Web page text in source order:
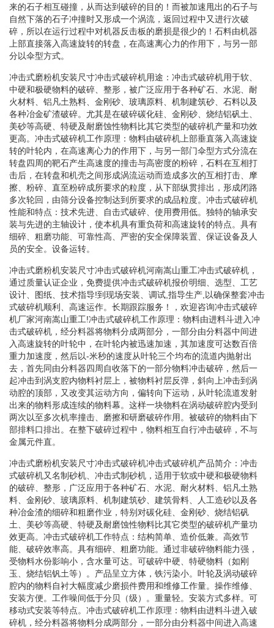
来的石子相互碰撞，从而达到破碎的目的！而被加速甩出的石子与
自然下落的石子冲撞时又形成一个涡流，返回过程中又进行次破
碎，所以在运行过程中对机器反击板的磨损是很少的！石料由机器
上部直接落入高速旋转的转盘，在高速离心力的作用下，与另一部
分以伞型方式。
冲击式磨粉机安装尺寸冲击式破碎机用途：冲击式破碎机用于软、
中硬和极硬物料的破碎、整形，被广泛应用于各种矿石、水泥、耐
火材料、铝凡土熟料、金刚砂、玻璃原料、机制建筑砂、石料以及
各种冶金矿渣破碎。尤其是在破碎碳化硅、金刚砂、烧结铝矾土、
美砂等高硬、特硬及耐磨蚀性物料比其它类型的破碎机产量和功效
更高。冲击式破碎机工作原理：物料由破碎机上部垂直落入高速旋
转的叶轮内，在高速离心力的作用下，与另一部门伞型方式分流在
转盘四周的靶石产生高速度的撞击与高密度的粉碎，石料在互相打
击后，在转盘和机壳之间形成涡流运动而造成多次的互相打击、摩
擦、粉碎、直至粉碎成所要求的粒度，从下部纵贯排出，形成闭路
多次轮回，由筛分设备控制达到所要求的成品粒度。冲击式破碎机
性能和特点：技术先进、自击式破碎、使用费用低。独特的轴承安
装与先进的主轴设计，使本机具有重负荷和高速旋转的特点。具有
细碎、粗磨功能、可靠性高、严密的安全保障装置、保证设备及人
员的安全。设备运转。
冲击式磨粉机安装尺寸冲击式破碎机河南嵩山重工冲击式破碎机，
通过质量认证企业，免费提供冲击式破碎机报价明细、选型、工艺
设计、图纸、技术指导!到现场安装、调试,指导生产,以确保整套冲击
式破碎机顺利、高速运作。长期跟踪服务！，欢迎咨询冲击式破碎
机厂家河南嵩山重工!冲击式破碎机工作原理：物料由进料斗进入冲
击式破碎机，经分料器将物料分成两部分，一部分由分料器中间进
入高速旋转的叶轮中，在叶轮内被迅速加速，其加速度可达数百倍
重力加速度，然后以-米秒的速度从叶轮三个均布的流道内抛射出
去，首先同由分料器四周自收落下的一部分物料冲击破碎，然后一
起冲击到涡支腔内物料衬层上，被物料衬层反弹，斜向上冲击到涡
动腔的顶部，又改变其运动方向，偏转向下运动，从叶轮流道发射
出来的物料形成连续的物料幕。这样一块物料在涡动破碎腔内受到
两次以至多次机率撞击、磨擦和研磨破碎作用。被破碎的物料由下
部排料口排出。在整下破碎过程中，物料相互自行冲击破碎，不与
金属元件直。
冲击式磨粉机安装尺寸冲击式破碎机冲击式破碎机产品简介：冲击
式破碎机又名制砂机、冲击式制砂机，适用于软或中硬和极硬物料
的破碎、整形，广泛应用于各种矿石、水泥、耐火材料、铝凡土熟
料、金刚砂、玻璃原料、机制建筑砂、建筑骨料、人工造砂以及各
种冶金渣的细碎和粗磨作业，特别对碳化硅、金刚砂、烧结铝矾
土、美砂等高硬、特硬及耐磨蚀性物料比其它类型的破碎机产量功
效更高。冲击式破碎机工作特点：结构简单、造价低兼。高效节
能、破碎效率高。具有细碎、粗磨功能。通过非破碎物料能力强，
受物料水份影响小，含水量可达。可破碎中硬、特硬物料（如刚
玉、烧结铝钒土等）。产品呈立方体，铁污染小。叶轮及涡动破碎
腔内的物料自衬大幅度减少磨损件费用和维修工作量。操作维修、
安装方便。工作噪间低于分贝（级）。重量轻。安装方式多样。可
移动式安装等特点。冲击式破碎机工作原理：物料由进料斗进入破
碎机，经分料器将物料分成两部分，一部分由分料器中间进入高速